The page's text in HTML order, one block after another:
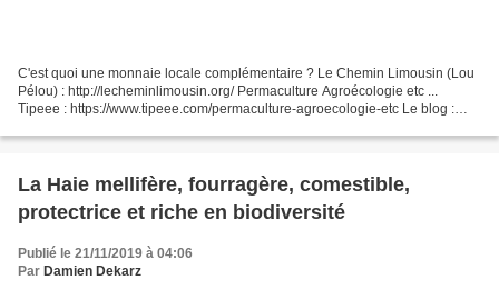
C'est quoi une monnaie locale complémentaire ? Le Chemin Limousin (Lou
Pélou) : http://lecheminlimousin.org/ Permaculture Agroécologie etc ...
Tipeee : https://www.tipeee.com/permaculture-agroecologie-etc Le blog :
La Haie mellifère, fourragère, comestible,
protectrice et riche en biodiversité
Publié le 21/11/2019 à 04:06
Par Damien Dekarz